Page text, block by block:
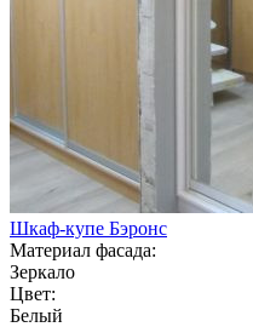
Шкаф-купе Бэронс
Материал фасада:
Зеркало
Цвет:
Белый